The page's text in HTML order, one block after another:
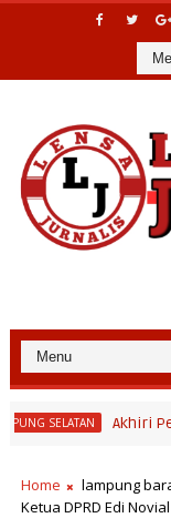
Akhiri Penantian
Home lampung
Ketua DPRD Edi